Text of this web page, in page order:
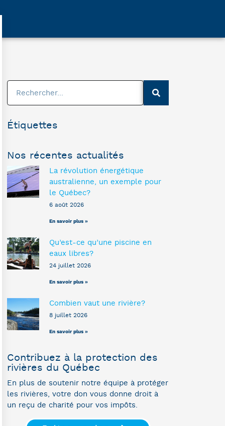
Étiquettes
Nos récentes actualités
La révolution énergétique
australienne, un exemple pour
le Québec?
6 août 2026
En savoir plus »
Qu’est-ce qu’une piscine en
eaux libres?
24 juillet 2026
En savoir plus »
Combien vaut une rivière?
8 juillet 2026
En savoir plus »
Contribuez à la protection des
rivières du Québec
En plus de soutenir notre équipe à protéger
les rivières, votre don vous donne droit à
un reçu de charité pour vos impôts.